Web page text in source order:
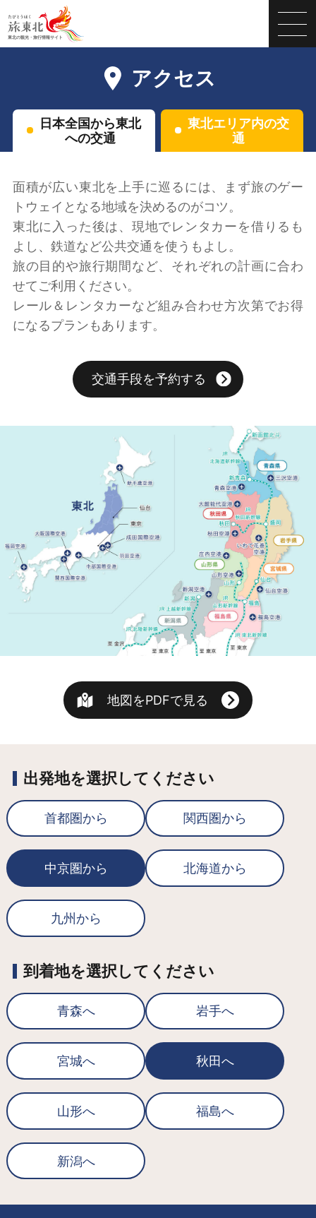
アクセス
日本全国から東北
への交通
東北エリア内の交
通
面積が広い東北を上手に巡るには、まず旅のゲー
トウェイとなる地域を決めるのがコツ。
東北に入った後は、現地でレンタカーを借りるも
よし、鉄道など公共交通を使うもよし。
旅の目的や旅行期間など、それぞれの計画に合わ
せてご利用ください。
レール＆レンタカーなど組み合わせ方次第でお得
になるプランもあります。
交通手段を予約する
地図をPDFで見る
出発地を選択してください
首都圏から 関西圏から
中京圏から 北海道から
九州から
到着地を選択してください
青森へ 岩手へ
宮城へ 秋田へ
山形へ 福島へ
新潟へ